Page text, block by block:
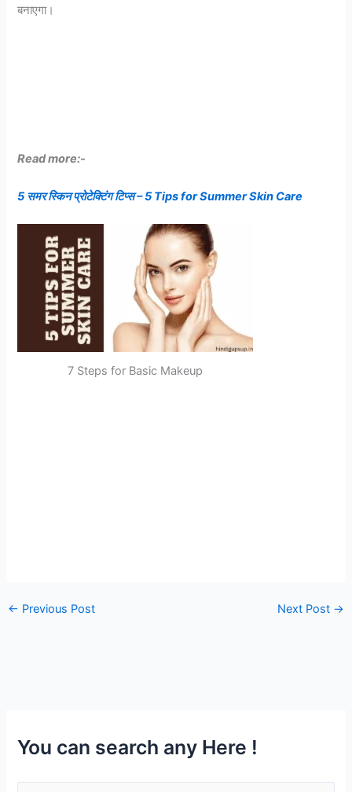
बनाएगा।
Read more:-
5 समर स्किन प्रोटेक्टिंग टिप्स – 5 Tips for Summer Skin Care
7 Steps for Basic Makeup
← Previous Post Next Post →
You can search any Here !